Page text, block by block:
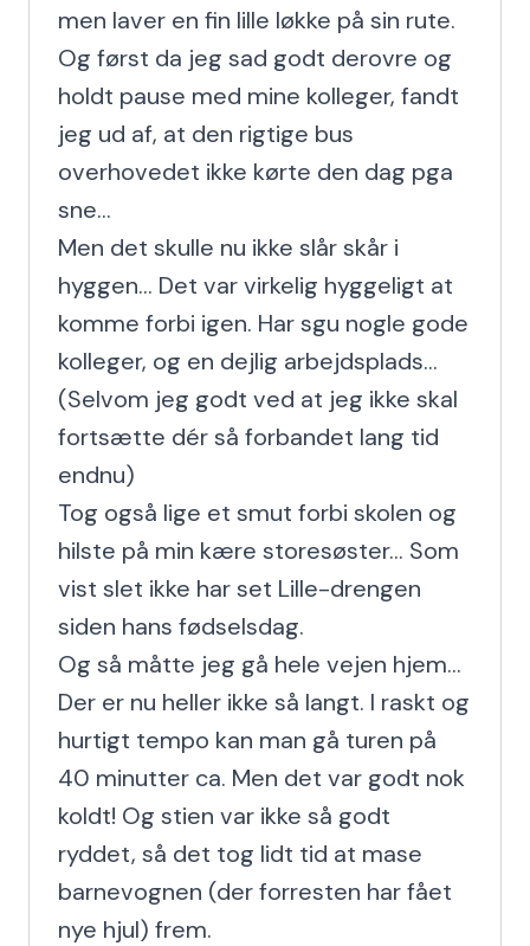
men laver en fin lille løkke på sin rute.
Og først da jeg sad godt derovre og
holdt pause med mine kolleger, fandt
jeg ud af, at den rigtige bus
overhovedet ikke kørte den dag pga
sne...
Men det skulle nu ikke slår skår i
hyggen... Det var virkelig hyggeligt at
komme forbi igen. Har sgu nogle gode
kolleger, og en dejlig arbejdsplads...
(Selvom jeg godt ved at jeg ikke skal
fortsætte dér så forbandet lang tid
endnu)
Tog også lige et smut forbi skolen og
hilste på min kære storesøster... Som
vist slet ikke har set Lille-drengen
siden hans fødselsdag.
Og så måtte jeg gå hele vejen hjem...
Der er nu heller ikke så langt. I raskt og
hurtigt tempo kan man gå turen på
40 minutter ca. Men det var godt nok
koldt! Og stien var ikke så godt
ryddet, så det tog lidt tid at mase
barnevognen (der forresten har fået
nye hjul) frem.